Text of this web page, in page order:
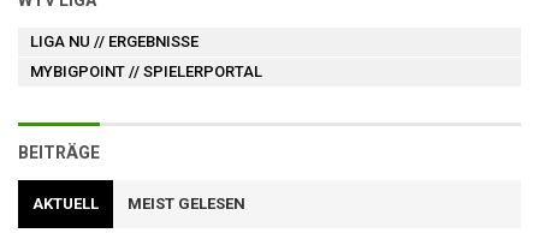
LIGA NU // ERGEBNISSE
MYBIGPOINT // SPIELERPORTAL
BEITRÄGE
AKTUELL MEIST GELESEN